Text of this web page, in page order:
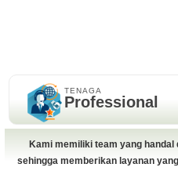
TENAGA
Professional
Kami memiliki team yang handal
sehingga memberikan layanan